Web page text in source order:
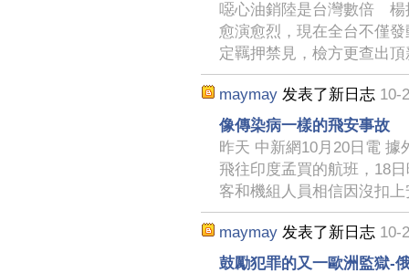
噁心油銷陸是台灣數倍 楊
愈演愈烈，現在全台不僅
定羈押禁見，檢方更查出頂
maymay 发表了新日志 10-
像傳染病一樣的飛安事故
昨天 中新網10月20日電
飛往印度孟買的航班，18
客和機組人員相信因沒扣
maymay 发表了新日志 10-
鼓勵犯罪的又一歐洲監獄-